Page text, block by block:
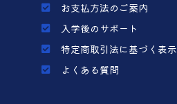
お支払方法のご案内
入学後のサポート
特定商取引法に基づく表示
よくある質問